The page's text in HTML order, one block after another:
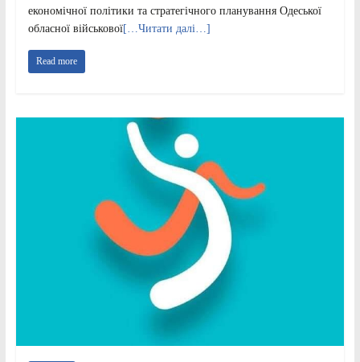
економічної політики та стратегічного планування Одеської
обласної військової[…Читати далі…]
Read more